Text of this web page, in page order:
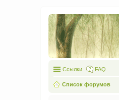
Ссылки FAQ
Список форумов